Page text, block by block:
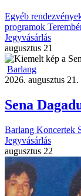
Egyéb
programok
Jegyvásárlás
augusztus 21
Barlang
2026. augusztus
Sena
Barlang Koncertek
Jegyvásárlás
augusztus 22